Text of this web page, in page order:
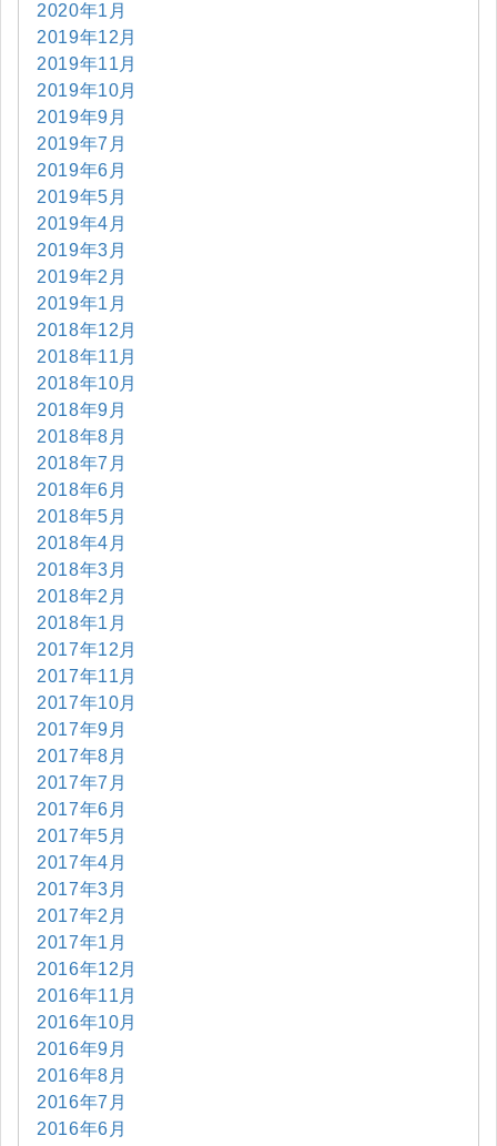
2020年1月
2019年12月
2019年11月
2019年10月
2019年9月
2019年7月
2019年6月
2019年5月
2019年4月
2019年3月
2019年2月
2019年1月
2018年12月
2018年11月
2018年10月
2018年9月
2018年8月
2018年7月
2018年6月
2018年5月
2018年4月
2018年3月
2018年2月
2018年1月
2017年12月
2017年11月
2017年10月
2017年9月
2017年8月
2017年7月
2017年6月
2017年5月
2017年4月
2017年3月
2017年2月
2017年1月
2016年12月
2016年11月
2016年10月
2016年9月
2016年8月
2016年7月
2016年6月